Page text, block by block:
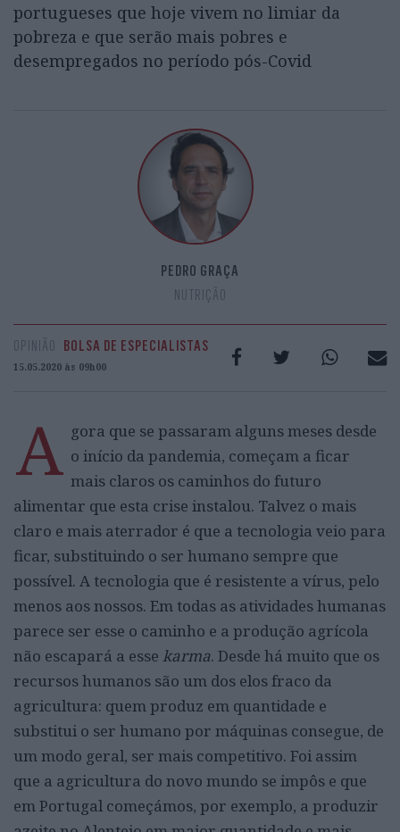
portugueses que hoje vivem no limiar da
pobreza e que serão mais pobres e
desempregados no período pós-Covid
PEDRO GRAÇA
NUTRIÇÃO
OPINIÃO BOLSA DE ESPECIALISTAS
15.05.2020 às 09h00
A gora que se passaram alguns meses desde
o início da pandemia, começam a ficar
mais claros os caminhos do futuro
alimentar que esta crise instalou. Talvez o mais
claro e mais aterrador é que a tecnologia veio para
ficar, substituindo o ser humano sempre que
possível. A tecnologia que é resistente a vírus, pelo
menos aos nossos. Em todas as atividades humanas
parece ser esse o caminho e a produção agrícola
não escapará a esse karma. Desde há muito que os
recursos humanos são um dos elos fraco da
agricultura: quem produz em quantidade e
substitui o ser humano por máquinas consegue, de
um modo geral, ser mais competitivo. Foi assim
que a agricultura do novo mundo se impôs e que
em Portugal começámos, por exemplo, a produzir